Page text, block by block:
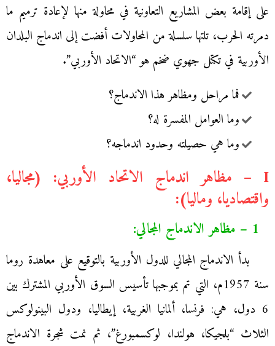
على إقامة بعض المشاريع التعاونية في محاولة منها لإعادة ترميم ما
دمرته الحرب، تلتها سلسلة من المحاولات أفضت إلى اندماج البلدان
الأوربية في تكتل جهوي ضخم هو “الاتحاد الأوربي”.
فما مراحل ومظاهر هذا الاندماج؟
وما العوامل المفسرة له؟
وما هي حصيلته وحدود اندماجه؟
I – مظاهر اندماج الاتحاد الأوربي: (مجاليا،
واقتصاديا، وماليا):
1 – مظاهر الاندماج المجالي:
بدأ الاندماج المجالي للدول الأوربية بالتوقيع على معاهدة روما
سنة 1957م، التي تم بموجبها تأسيس السوق الأوربي المشترك بين
6 دول، هي: فرنسا، ألمانيا الغربية، إيطاليا، ودول البينولوكس
الثلاث “بلجيكا، هولندا، لوكسمبورغ”، ثم نمت شجرة الاندماج